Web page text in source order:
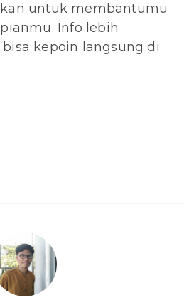
untuk membantumu
Info lebih
kepoin langsung di